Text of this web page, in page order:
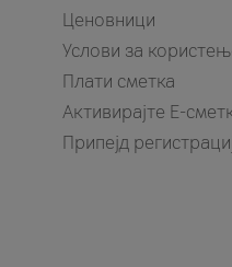
Ценовници
Услови за
Плати сметка
Активирајте Е-
Припејд